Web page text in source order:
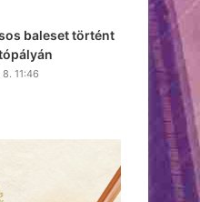
baleset történt
11:46